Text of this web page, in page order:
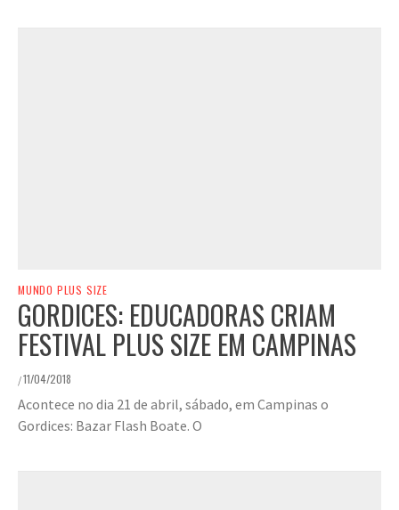
MUNDO PLUS SIZE
GORDICES: EDUCADORAS CRIAM
FESTIVAL PLUS SIZE EM CAMPINAS
/11/04/2018
Acontece no dia 21 de abril, sábado, em Campinas o
Gordices: Bazar Flash Boate. O